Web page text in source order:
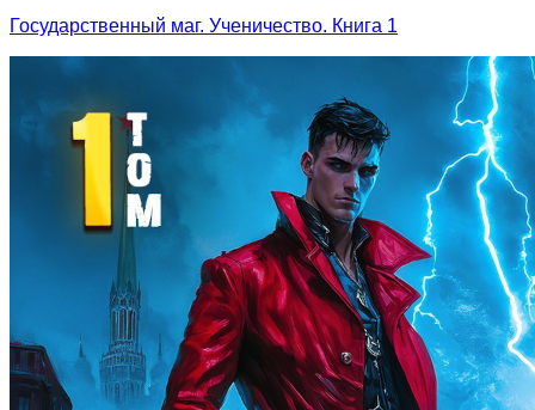
Государственный маг. Ученичество. Книга 1